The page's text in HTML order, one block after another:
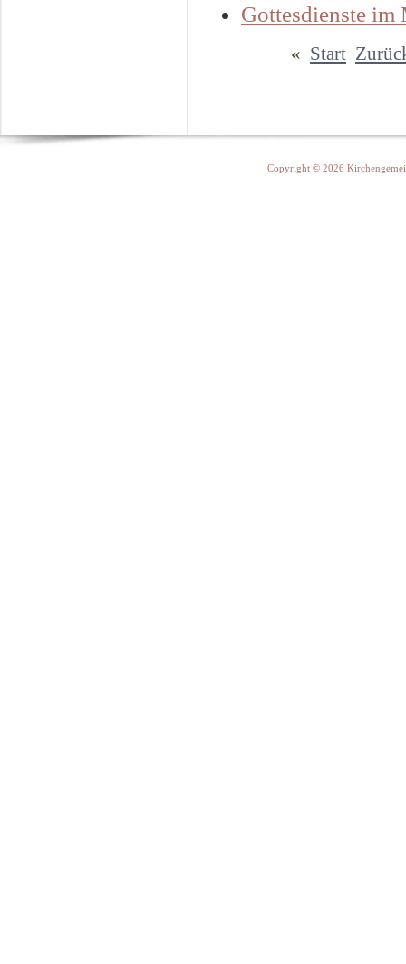
Gottesdienste im
« Start
Copyright © 2026